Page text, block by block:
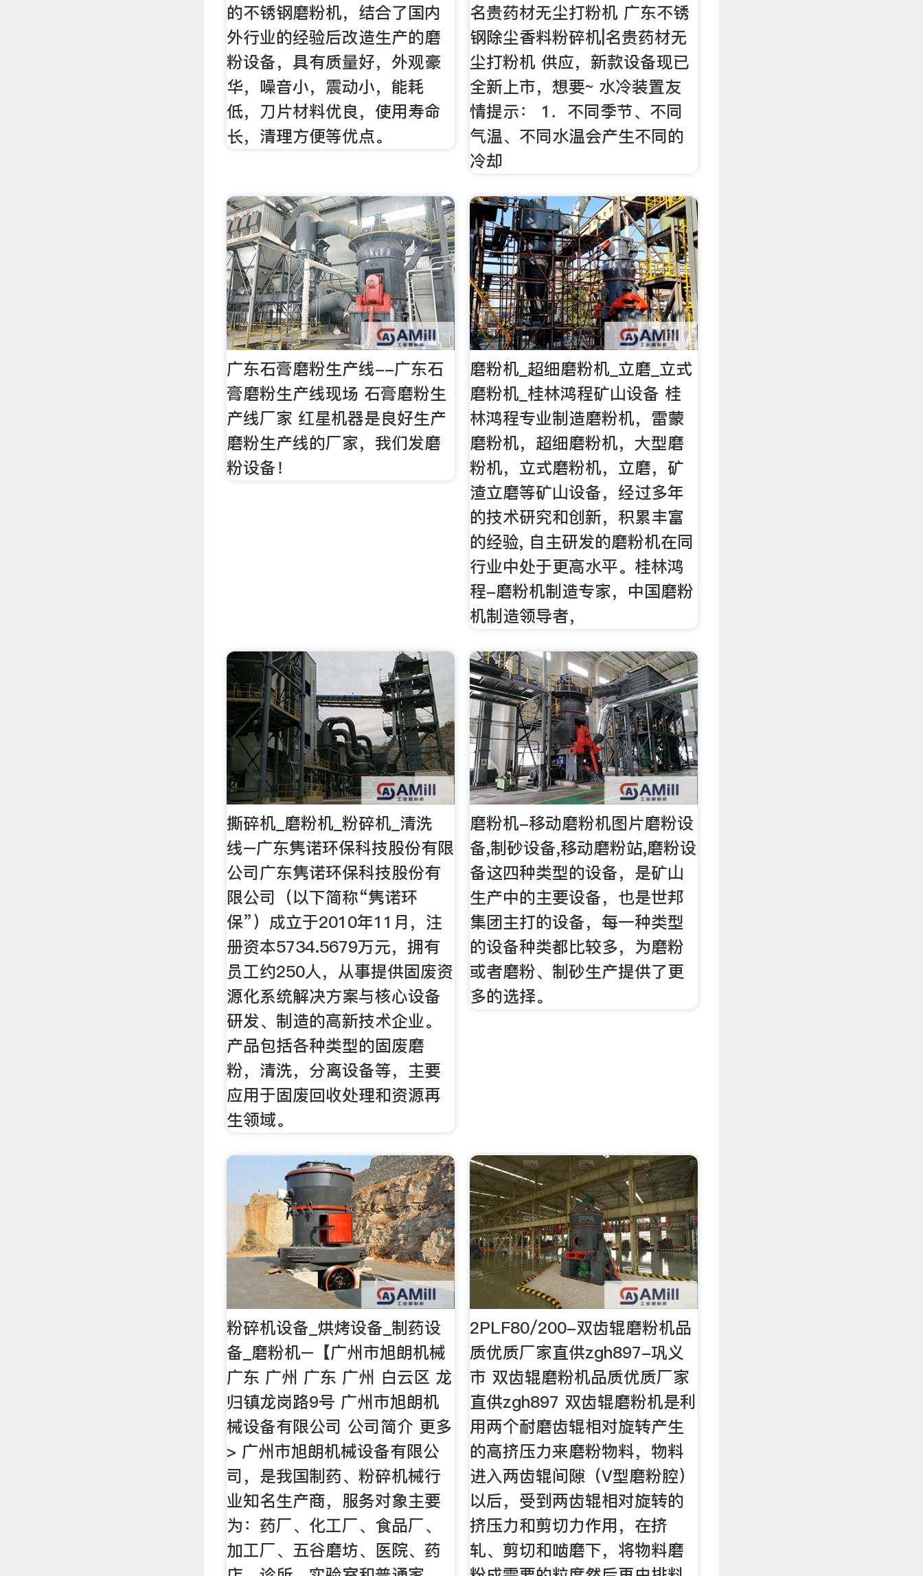
的不锈钢磨粉机，结合了国内
外行业的经验后改造生产的磨
粉设备，具有质量好，外观豪
华，噪音小，震动小，能耗
低，刀片材料优良，使用寿命
长，清理方便等优点。
名贵药材无尘打粉机 广东不锈
钢除尘香料粉碎机|名贵药材无
尘打粉机 供应，新款设备现已
全新上市，想要~ 水冷装置友
情提示： 1．不同季节、不同
气温、不同水温会产生不同的
冷却
广东石膏磨粉生产线--广东石
膏磨粉生产线现场 石膏磨粉生
产线厂家 红星机器是良好生产
磨粉生产线的厂家，我们发磨
粉设备！
磨粉机_超细磨粉机_立磨_立式
磨粉机_桂林鸿程矿山设备 桂
林鸿程专业制造磨粉机，雷蒙
磨粉机，超细磨粉机，大型磨
粉机，立式磨粉机，立磨，矿
渣立磨等矿山设备，经过多年
的技术研究和创新，积累丰富
的经验, 自主研发的磨粉机在同
行业中处于更高水平。桂林鸿
程-磨粉机制造专家，中国磨粉
机制造领导者，
撕碎机_磨粉机_粉碎机_清洗
线–广东隽诺环保科技股份有限
公司广东隽诺环保科技股份有
限公司（以下简称“隽诺环
保”）成立于2010年11月，注
册资本5734.5679万元，拥有
员工约250人，从事提供固废资
源化系统解决方案与核心设备
研发、制造的高新技术企业。
产品包括各种类型的固废磨
粉，清洗，分离设备等，主要
应用于固废回收处理和资源再
生领域。
磨粉机-移动磨粉机图片磨粉设
备,制砂设备,移动磨粉站,磨粉设
备这四种类型的设备，是矿山
生产中的主要设备，也是世邦
集团主打的设备，每一种类型
的设备种类都比较多，为磨粉
或者磨粉、制砂生产提供了更
多的选择。
粉碎机设备_烘烤设备_制药设
备_磨粉机–【广州市旭朗机械
广东 广州 广东 广州 白云区 龙
归镇龙岗路9号 广州市旭朗机
械设备有限公司 公司简介 更多
> 广州市旭朗机械设备有限公
司，是我国制药、粉碎机械行
业知名生产商，服务对象主要
为：药厂、化工厂、食品厂、
加工厂、五谷磨坊、医院、药
2PLF80/200-双齿辊磨粉机品
质优质厂家直供zgh897-巩义
市 双齿辊磨粉机品质优质厂家
直供zgh897 双齿辊磨粉机是利
用两个耐磨齿辊相对旋转产生
的高挤压力来磨粉物料，物料
进入两齿辊间隙（V型磨粉腔）
以后，受到两齿辊相对旋转的
挤压力和剪切力作用，在挤
轧、剪切和啮磨下，将物料磨